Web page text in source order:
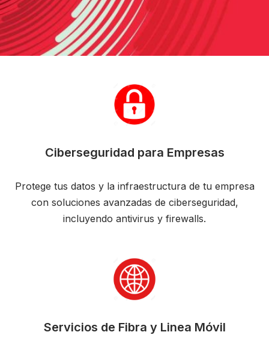
Ciberseguridad para Empresas
Protege tus datos y la infraestructura de tu empresa
con soluciones avanzadas de ciberseguridad,
incluyendo antivirus y firewalls.
Servicios de Fibra y Linea Móvil